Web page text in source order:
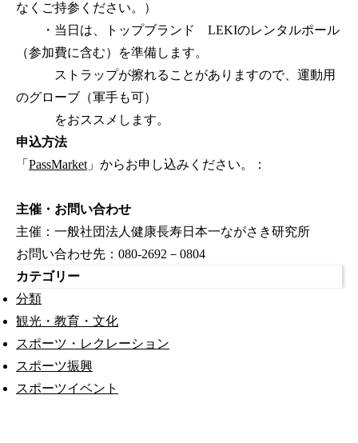
なくご持参ください。）
・当日は、トップブランド LEKIのレンタルポール
（参加費に含む）を準備します。
ストラップが擦れることがありますので、運動用
のグローブ（軍手も可）
をおススメします。
申込方法
「 PassMarket 」からお申し込みください。：
主催・お問い合わせ
主催：一般社団法人健康長寿日本一ながさき研究所
お問い合わせ先：080-2692－0804
カテゴリー
分類
観光・教育・文化
スポーツ・レクレーション
スポーツ振興
スポーツイベント